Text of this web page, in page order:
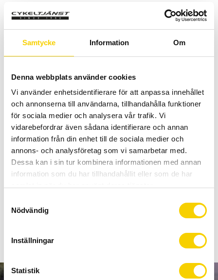
Samtycke Information Om
Denna webbplats använder cookies
Vi använder enhetsidentifierare för att anpassa innehållet
och annonserna till användarna, tillhandahålla funktioner
för sociala medier och analysera vår trafik. Vi
vidarebefordrar även sådana identifierare och annan
information från din enhet till de sociala medier och
annons- och analysföretag som vi samarbetar med.
Dessa kan i sin tur kombinera informationen med annan
information som du har tillhandahållit eller som de har
Nödvändig
Inställningar
Statistik
1 799:-
+
-
KÖP
Certifierad cykelservice & Shimano Service Center
Allt inom cykel på ett ställe
Kunnig personal och hög kundnöjdhet
Artikelnr
18-625-413
Snygg och ytterst funktionell kassett från Sunrace som
passar 12-delat.